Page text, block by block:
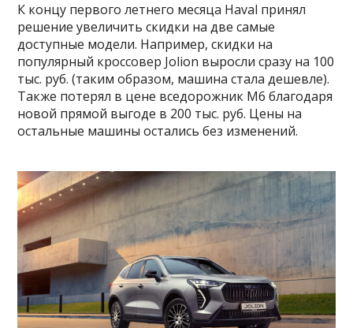
К концу первого летнего месяца Haval принял
решение увеличить скидки на две самые
доступные модели. Например, скидки на
популярный кроссовер Jolion выросли сразу на 100
тыс. руб. (таким образом, машина стала дешевле).
Также потерял в цене вседорожник M6 благодаря
новой прямой выгоде в 200 тыс. руб. Цены на
остальные машины остались без изменений.